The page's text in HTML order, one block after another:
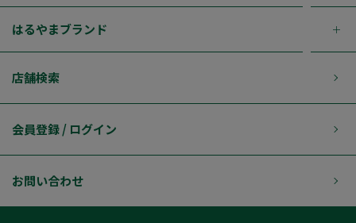
はるやまブランド
店舗検索
会員登録 / ログイン
お問い合わせ